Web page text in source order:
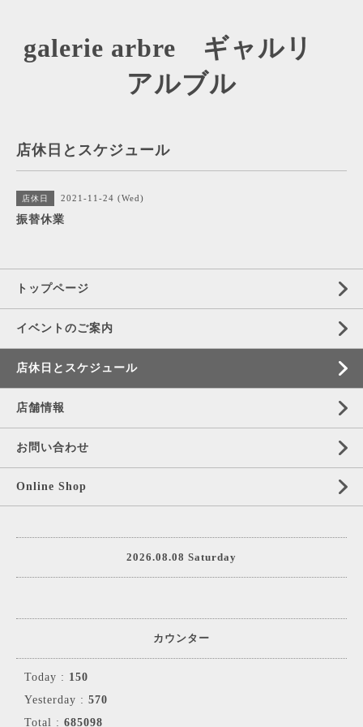
galerie arbre ギャルリ
アルブル
店休日とスケジュール
店休日 2021-11-24 (Wed)
振替休業
トップページ
イベントのご案内
店休日とスケジュール
店舗情報
お問い合わせ
Online Shop
2026.08.08 Saturday
カウンター
Today : 150
Yesterday : 570
Total : 685098